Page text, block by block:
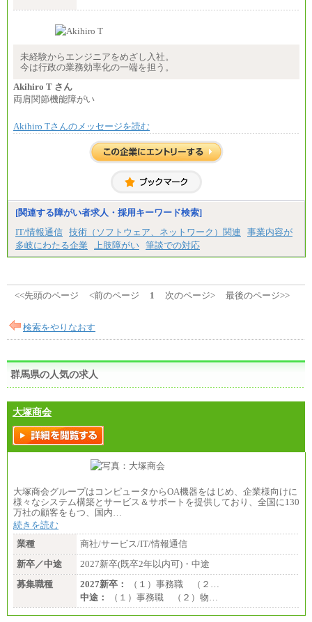
※地域や業務内容によって変動があります
（2）一般事務
※地域や業務内容によって変動があります
※試用期間中も給与に変更はございません
未経験からエンジニアをめざし入社。
今は行政の業務効率化の一端を担う。
Akihiro T さん
両肩関節機能障がい
Akihiro Tさんのメッセージを読む
[関連する障がい者求人・採用キーワード検索]
IT/情報通信 技術（ソフトウェア、ネットワーク）関連
事業内容が
多岐にわたる企業
上肢障がい 筆談での対応
<<先頭のページ <前のページ 1 次のページ> 最後のページ>>
検索をやりなおす
群馬県の人気の求人
大塚商会
大塚商会グループはコンピュータからOA機器をはじめ、企業様向けに
様々なシステム構築とサービス＆サポートを提供しており、全国に130
万社の顧客をもつ、国内…
続きを読む
業種
商社/サービス/IT/情報通信
新卒／中途
2027新卒(既卒2年以内可)・中途
募集職種
2027新卒：
（１）事務職 （２…
中途：
（１）事務職 （２）物…